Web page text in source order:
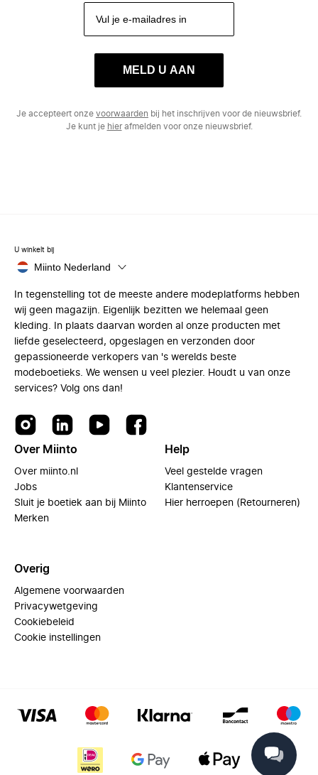
MELD U AAN
Je accepteert onze voorwaarden bij het inschrijven voor de nieuwsbrief.
Je kunt je hierafmelden voor onze nieuwsbrief.
U winkelt bij
Miinto Nederland
In tegenstelling tot de meeste andere modeplatforms hebben
wij geen magazijn. Eigenlijk bezitten we helemaal geen
kleding. In plaats daarvan worden al onze producten met
liefde geselecteerd, opgeslagen en verzonden door
gepassioneerde verkopers van 's werelds beste
modeboetieks. We wensen u veel plezier. Houdt u van onze
services? Volg ons dan!
Over Miinto
Over miinto.nl
Jobs
Sluit je boetiek aan bij Miinto
Merken
Help
Veel gestelde vragen
Klantenservice
Hier herroepen (Retourneren)
Overig
Algemene voorwaarden
Privacywetgeving
Cookiebeleid
Cookie instellingen